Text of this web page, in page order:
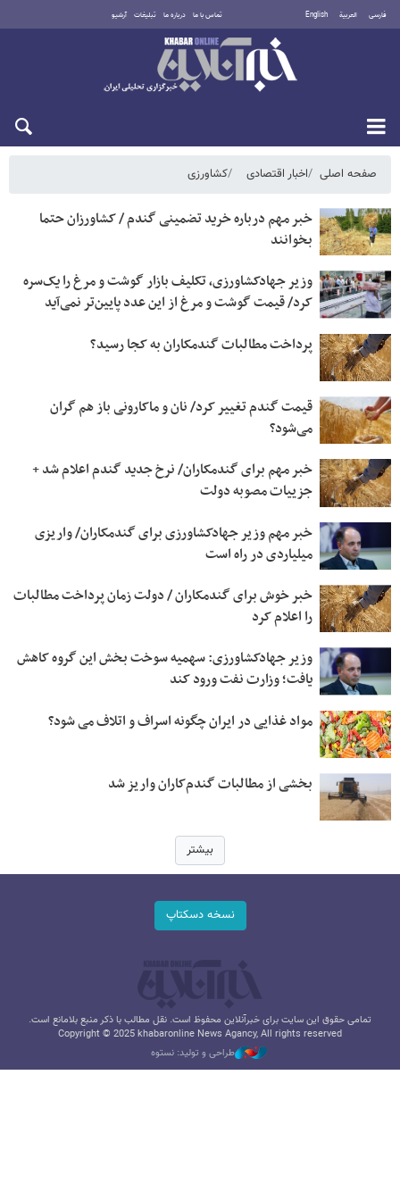
فارسی العربية English تماس با ما درباره ما تبلیغات آرشیو
شنبه ۱۷ مرداد ۱۴۰۵
صفحه اصلی اخبار اقتصادی کشاورزی
خبر مهم درباره خرید تضمینی گندم / کشاورزان حتما
بخوانند
وزیر جهادکشاورزی، تکلیف بازار گوشت و مرغ را یک‌سره
کرد/ قیمت گوشت و مرغ از این عدد پایین‌تر نمی‌آید
پرداخت مطالبات گندمکاران به کجا رسید؟
قیمت گندم تغییر کرد/ نان و ماکارونی باز هم گران
می‌شود؟
خبر مهم برای گندمکاران/ نرخ جدید گندم اعلام شد +
جزییات مصوبه دولت
خبر مهم وزیر جهادکشاورزی برای گندمکاران/ واریزی
میلیاردی در راه است
خبر خوش برای گندمکاران / دولت زمان پرداخت مطالبات
را اعلام کرد
وزیر جهادکشاورزی: سهمیه سوخت بخش این گروه کاهش
یافت؛ وزارت نفت ورود کند
مواد غذایی در ایران چگونه اسراف و اتلاف می شود؟
بخشی از مطالبات گندم‌کاران واریز شد
بیشتر
نسخه دسکتاپ
تمامی حقوق این سایت برای خبرآنلاین محفوظ است. نقل مطالب با ذکر منبع بلامانع است.
Copyright © 2025 khabaronline News Agancy, All rights reserved
طراحی و تولید: نستوه